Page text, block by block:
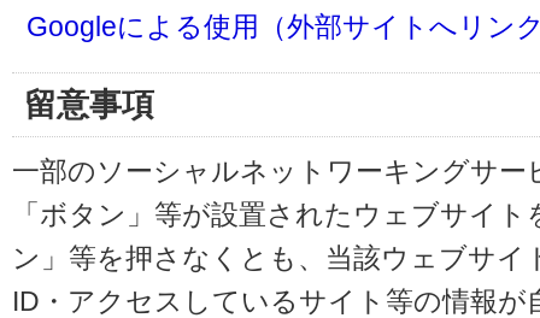
Googleによる使用（外部サイトへリン
留意事項
一部のソーシャルネットワーキングサー
「ボタン」等が設置されたウェブサイ
ン」等を押さなくとも、当該ウェブサイ
ID・アクセスしているサイト等の情報